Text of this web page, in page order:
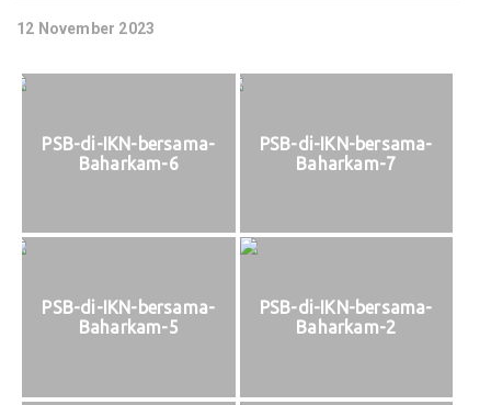
12 November 2023
PSB-di-IKN-bersama-
Baharkam-6
PSB-di-IKN-bersama-
Baharkam-7
PSB-di-IKN-bersama-
Baharkam-5
PSB-di-IKN-bersama-
Baharkam-2